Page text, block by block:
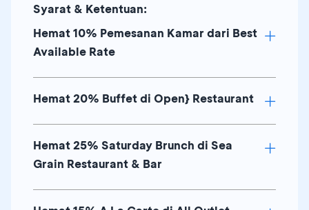
Syarat & Ketentuan:
Hemat 10% Pemesanan Kamar dari Best
Available Rate
Berlaku untukGuest Room&Deluxe
Room
Berlaku untukcheck-inpada hari Minggu
– Kamis
Hemat 20% Buffet di Open} Restaurant
Berlaku setiap hari untuk lunch & dinner
buffet
Bebas biaya untuk anak berusia ≤ 5
tahun (hemat 50% untuk anak berusia 6-
Hemat 25% Saturday Brunch di Sea
Grain Restaurant & Bar